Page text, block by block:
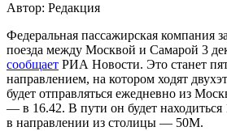
Автор: Редакция
Федеральная пассажирская компания
поезда между Москвой и Самарой 3
сообщает РИА Новости. Это станет
направлением, на котором ходят
будет отправляться ежедневно из
— в 16.42. В пути он будет находиться
в направлении из столицы — 50М.